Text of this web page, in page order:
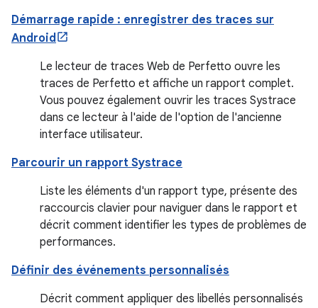
Démarrage rapide : enregistrer des traces sur
Android
Le lecteur de traces Web de Perfetto ouvre les
traces de Perfetto et affiche un rapport complet.
Vous pouvez également ouvrir les traces Systrace
dans ce lecteur à l'aide de l'option de l'ancienne
interface utilisateur.
Parcourir un rapport Systrace
Liste les éléments d'un rapport type, présente des
raccourcis clavier pour naviguer dans le rapport et
décrit comment identifier les types de problèmes de
performances.
Définir des événements personnalisés
Décrit comment appliquer des libellés personnalisés